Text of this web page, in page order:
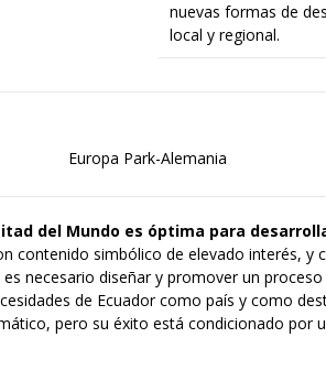
nuevas formas de
local y regional.
Europa Park-Alemania
del Mundo es óptima para
contenido simbólico de elevado interés, y
necesario diseñar y promover un
de Ecuador como país y como
pero su éxito está condicionado por